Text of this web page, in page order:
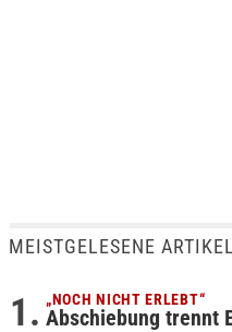
MEISTGELESENE ARTIKEL
„NOCH NICHT ERLEBT“
Abschiebung trennt